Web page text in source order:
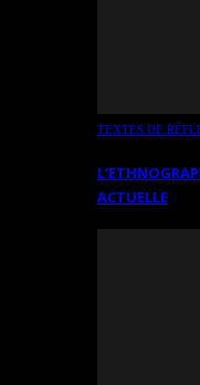
TEXTES DE
ACTUELLE